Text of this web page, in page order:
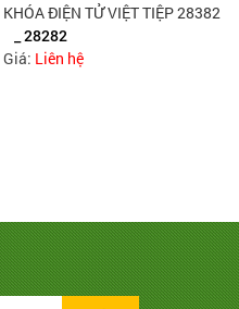
KHÓA ĐIỆN TỬ VIỆT TIỆP 28382
_ 28282
Giá: Liên hệ